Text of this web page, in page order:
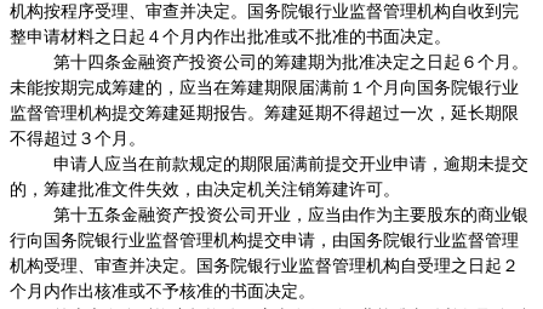
机构按程序受理、审查并决定。国务院银行业监督管理机构自收到完
整申请材料之日起４个月内作出批准或不批准的书面决定。
第十四条金融资产投资公司的筹建期为批准决定之日起６个月。
未能按期完成筹建的，应当在筹建期限届满前１个月向国务院银行业
监督管理机构提交筹建延期报告。筹建延期不得超过一次，延长期限
不得超过３个月。
申请人应当在前款规定的期限届满前提交开业申请，逾期未提交
的，筹建批准文件失效，由决定机关注销筹建许可。
第十五条金融资产投资公司开业，应当由作为主要股东的商业银
行向国务院银行业监督管理机构提交申请，由国务院银行业监督管理
机构受理、审查并决定。国务院银行业监督管理机构自受理之日起２
个月内作出核准或不予核准的书面决定。